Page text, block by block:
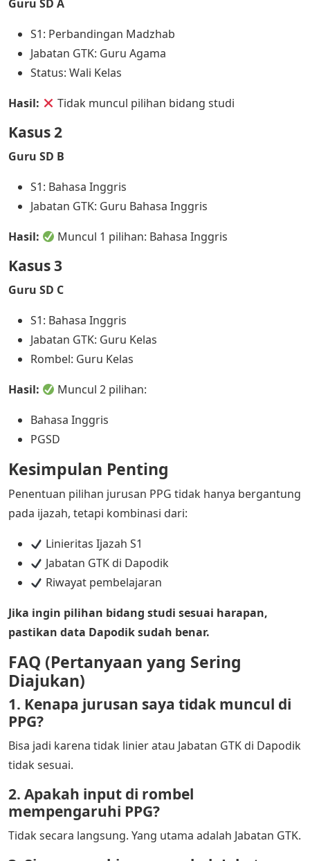
Guru SD A
S1: Perbandingan Madzhab
Jabatan GTK: Guru Agama
Status: Wali Kelas
Hasil:
Tidak muncul pilihan bidang studi
Kasus 2
Guru SD B
S1: Bahasa Inggris
Jabatan GTK: Guru Bahasa Inggris
Hasil:
Muncul 1 pilihan: Bahasa Inggris
Kasus 3
Guru SD C
S1: Bahasa Inggris
Jabatan GTK: Guru Kelas
Rombel: Guru Kelas
Hasil:
Muncul 2 pilihan:
Bahasa Inggris
PGSD
Kesimpulan Penting
Penentuan pilihan jurusan PPG tidak hanya bergantung
pada ijazah, tetapi kombinasi dari:
Linieritas Ijazah S1
Jabatan GTK di Dapodik
Riwayat pembelajaran
Jika ingin pilihan bidang studi sesuai harapan,
pastikan data Dapodik sudah benar.
FAQ (Pertanyaan yang Sering
Diajukan)
1. Kenapa jurusan saya tidak muncul di
PPG?
Bisa jadi karena tidak linier atau Jabatan GTK di Dapodik
tidak sesuai.
2. Apakah input di rombel
mempengaruhi PPG?
Tidak secara langsung. Yang utama adalah Jabatan GTK.